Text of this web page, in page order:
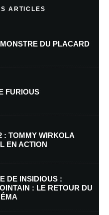
mon site dans le navigateur pour
ARTICLES
DU PLACARD
FURIOUS
: TOMMY WIRKOLA
EN ACTION
DE INSIDIOUS :
: LE RETOUR DU